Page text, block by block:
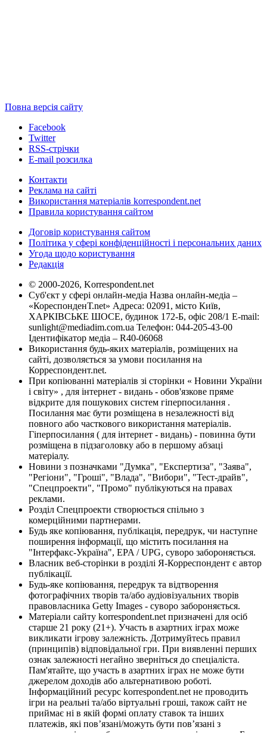
Повна версія сайту
Facebook
Twitter
RSS-стрічки
E-mail розсилка
Контакти
Реклама на сайті
Використання матеріалів korrespondent.net
Правила користування сайтом
Договір користування сайтом
Політика у сфері конфіденційності і персональних даних
Угода щодо користування
Редакція
© 2000-2026, Korrespondent.net
Суб'єкт у сфері онлайн-медіа Назва онлайн-медіа –
«КореспонденТ.net» Адреса: 02091, місто Київ,
ХАРКІВСЬКЕ ШОСЕ, будинок 172-Б, офіс 208/1 E-mail:
sunlight@mediadim.com.ua Телефон: 044-205-43-00
Ідентифікатор медіа – R40-06068
Використання будь-яких матеріалів, розміщених на
сайті, дозволяється за умови посилання на
Корреспондент.net.
При копіюванні матеріалів зі сторінки « Новини України
і світу» , для інтернет - видань - обов'язкове пряме
відкрите для пошукових систем гіперпосилання .
Посилання має бути розміщена в незалежності від
повного або часткового використання матеріалів.
Гіперпосилання ( для інтернет - видань) - повинна бути
розміщена в підзаголовку або в першому абзаці
матеріалу.
Новини з позначками "Думка", "Експертиза", "Заява",
"Регіони", "Гроші", "Влада", "Вибори", "Тест-драйв",
"Спецпроекти", "Промо" публікуються на правах
реклами.
Розділ Спецпроекти створюється спільно з
комерційними партнерами.
Будь яке копіювання, публікація, передрук, чи наступне
поширення інформації, що містить посилання на
"Інтерфакс-Україна", EPA / UPG, суворо забороняється.
Власник веб-сторінки в розділі Я-Корреспондент є автор
публікації.
Будь-яке копіювання, передрук та відтворення
фотографічних творів та/або аудіовізуальних творів
правовласника Getty Images - суворо забороняється.
Матеріали сайту korrespondent.net призначені для осіб
старше 21 року (21+). Участь в азартних іграх може
викликати ігрову залежність. Дотримуйтесь правил
(принципів) відповідальної гри. При виявленні перших
ознак залежності негайно зверніться до спеціаліста.
Пам'ятайте, що участь в азартних іграх не може бути
джерелом доходів або альтернативою роботі.
Інформаційний ресурс korrespondent.net не проводить
ігри на реальні та/або віртуальні гроші, також сайт не
приймає ні в якій формі оплату ставок та інших
платежів, які пов’язані/можуть бути пов’язані з